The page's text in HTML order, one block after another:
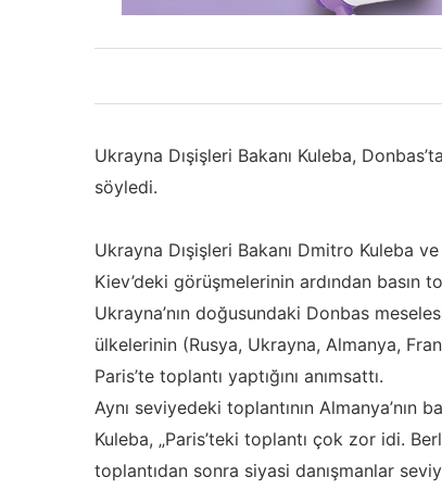
Ukrayna Dışişleri Bakanı Kuleba,
söyledi.
Ukrayna Dışişleri Bakanı Dmitro Kuleba
Kiev’deki görüşmelerinin ardından basın
Ukrayna’nın doğusundaki Donbas
ülkelerinin (Rusya, Ukrayna, Almanya,
Paris’te toplantı yaptığını anımsattı.
Aynı seviyedeki toplantının Almanya’nın
Kuleba, „Paris’teki toplantı çok zor idi.
toplantıdan sonra siyasi danışmanlar